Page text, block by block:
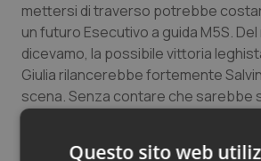
Tumori del Polmone &
Tumori gastrointestinali
Ulcera & Reflusso
Vaccini
mettersi di traverso potrebbe
un futuro Esecutivo a guida M5S.
dicevamo, la possibile vittoria
Giulia rilancerebbe fortemente
scena. Senza contare che sarebbe
lasciare all'opposizione una forza
Questo sito web